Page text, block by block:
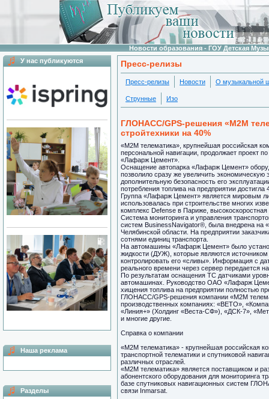
Новости образования - ГОУ Детская
У нас публикуются
Наша реклама
Разделы
Пресс-релизы
Пресс-релизы Новости О музыкальной
Струнные Изо
ГЛОНАСС/GPS-решения «М2М
стройтехники на 40%
«М2М телематика», крупнейшая российская
персональной навигации, продолжает проект
«Лафарж Цемент».
Оснащение автопарка «Лафарж Цемент»
позволило сразу же увеличить экономическую
дополнительную безопасность его
потребления топлива на предприятии достигла
Группа «Лафарж Цемент» является мировым
использовалась при строительстве многих
комплекс Defense в Париже,
Система мониторинга и управления
систем BusinessNavigator®, была внедрена
Челябинской области. На предприятии
сотнями единиц транспорта.
На автомашины «Лафарж Цемент» было
жидкости (ДУЖ), которые являются
контролировать его «сливы». Информация с
реального времени через сервер передается
По результатам оснащения ТС датчиками
автомашинах. Руководство ОАО «Лафарж
хищения топлива на предприятии полностью
ГЛОНАСС/GPS-решения компании «М2М
производственных компаниях: «ВЕТО»,
«Линия+» (Холдинг «Веста-СФ»), «ДСК-7»,
и многие другие.
Справка о компании
«М2М телематика» - крупнейшая российская
транспортной телематики и спутниковой
различных отраслей.
«М2М телематика» является поставщиком и
абонентского оборудования для мониторинга
базе спутниковых навигационных систем
связи Inmarsat.